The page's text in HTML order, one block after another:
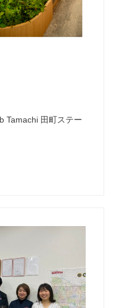
Tamachi 田町ステー